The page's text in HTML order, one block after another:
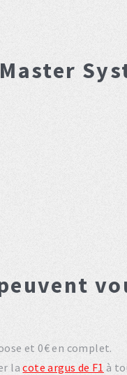
et 0€ en complet.
lacote argus de F1 à